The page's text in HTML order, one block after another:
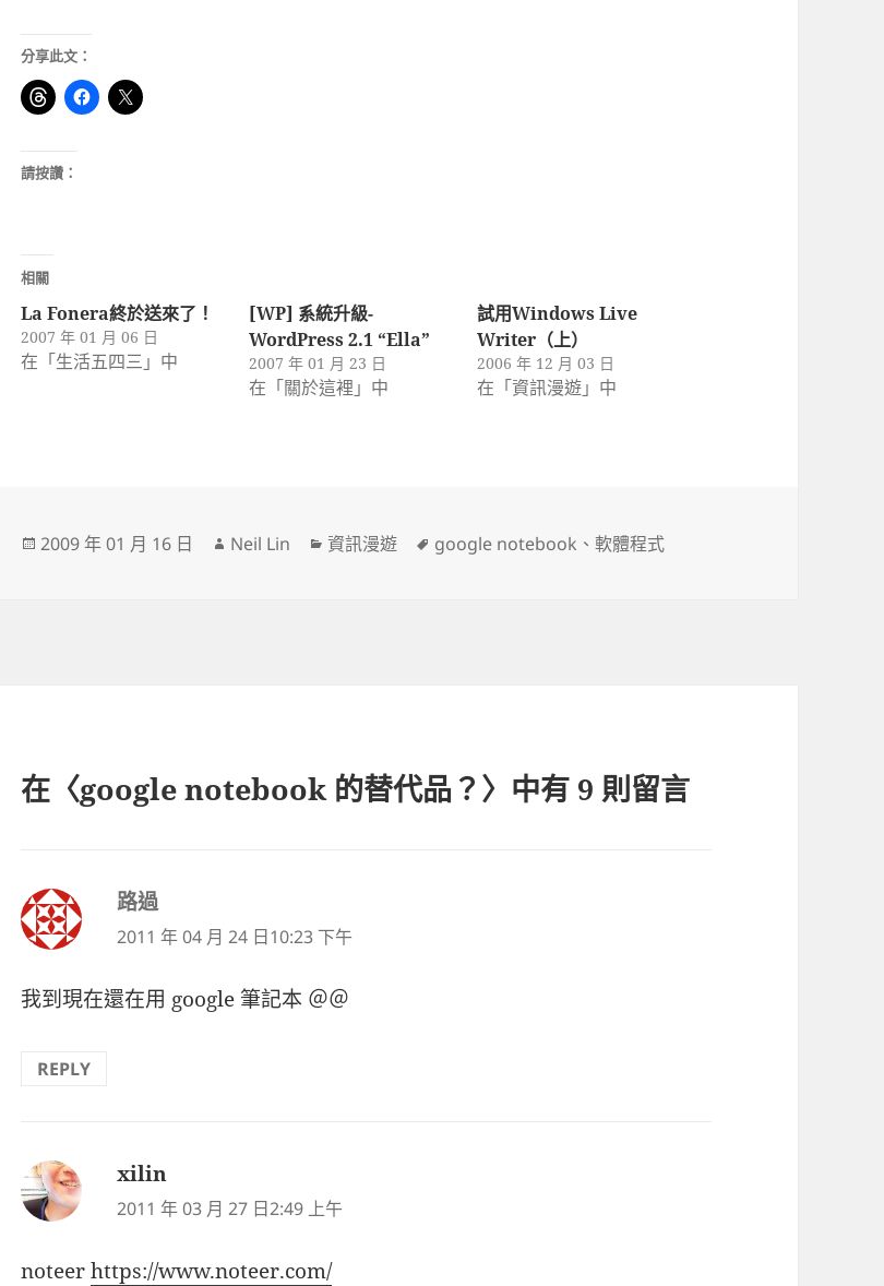
分享此文：
請按讚：
相關
La Fonera終於送來了！
2007 年 01 月 06 日
在「生活五四三」中
[WP] 系統升級-
WordPress 2.1 “Ella”
2007 年 01 月 23 日
在「關於這裡」中
試用Windows Live
Writer（上）
2006 年 12 月 03 日
在「資訊漫遊」中
發
2009 年 01 月 16 日
作
Neil Lin
分
資訊漫遊
標
google notebook 、軟體程式
在〈google notebook 的替代品？〉中有 9 則留言
路過表
示:
2011 年 04 月 24 日10:23 下午
我到現在還在用 google 筆記本 ＠＠
REPLY
xilin
示:
2011 年 03 月 27 日2:49 上午
noteerhttps://www.noteer.com/